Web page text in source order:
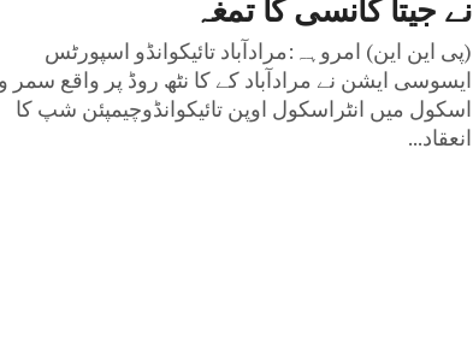
(پی این این) امروہہ:مرادآباد تائیکوانڈو اسپورٹس
ایسوسی ایشن نے مرادآباد کے کا نٹھ روڈ پر واقع سمر
اسکول میں انٹراسکول اوپن تائیکوانڈوچیمپئن شپ کا
انعقاد...